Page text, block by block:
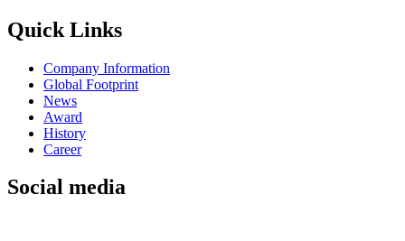
Quick Links
Company Information
Global Footprint
News
Award
History
Career
Social media